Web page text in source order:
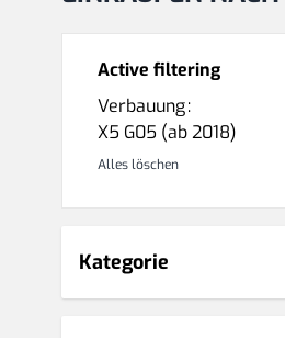
Active filtering
Verbauung
X5 G05 (ab 2018)
Alles löschen
Kategorie